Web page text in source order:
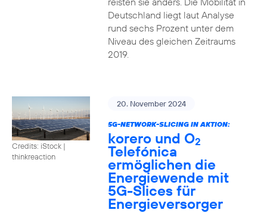
Deutschland liegt laut Analyse
rund sechs Prozent unter dem
Niveau des gleichen Zeitraums
2019.
Credits: iStock |
thinkreaction
20. November 2024
5G-NETWORK-SLICING IN AKTION:
korero und O2
Telefónica
ermöglichen die
Energiewende mit
5G-Slices für
Energieversorger